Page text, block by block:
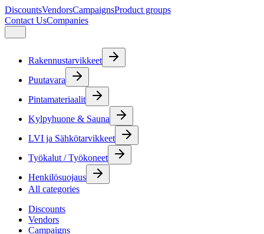
DiscountsVendorsCampaignsProduct groups
Contact UsCompanies
Rakennustarvikkeet
Puutavara
Pintamateriaalit
Kylpyhuone & Sauna
LVI ja Sähkötarvikkeet
Työkalut / Työkoneet
Henkilösuojaus
All categories
Discounts
Vendors
Campaigns